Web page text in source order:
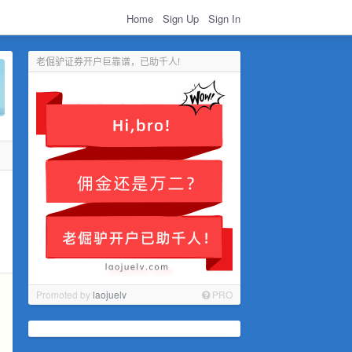
Home Sign Up Sign In
老倔驴证券开户巨靠谱，已助千人!
Promoted bylaojuelv PRO